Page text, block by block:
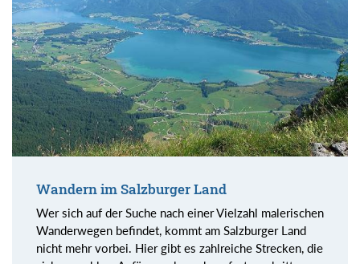
Wandern im Salzburger Land
Wer sich auf der Suche nach einer Vielzahl malerischen
Wanderwegen befindet, kommt am Salzburger Land
nicht mehr vorbei. Hier gibt es zahlreiche Strecken, die